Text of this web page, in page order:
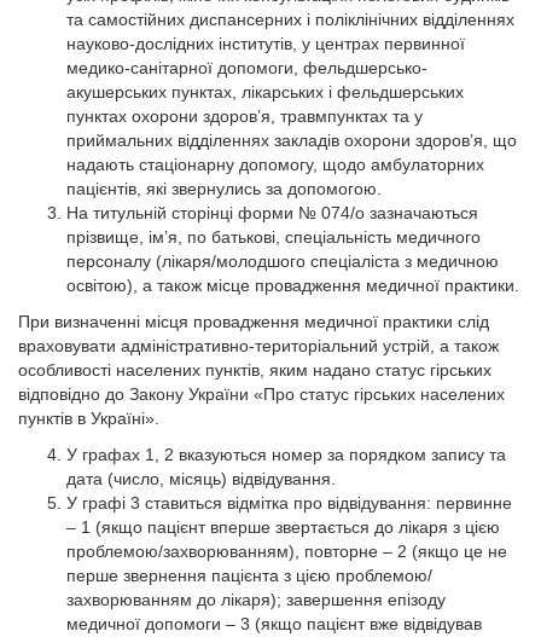
та самостійних диспансерних і поліклінічних відділеннях
науково-дослідних інститутів, у центрах первинної
медико-санітарної допомоги, фельдшерсько-
акушерських пунктах, лікарських і фельдшерських
пунктах охорони здоров’я, травмпунктах та у
приймальних відділеннях закладів охорони здоров’я, що
надають стаціонарну допомогу, щодо амбулаторних
пацієнтів, які звернулись за допомогою.
На титульній сторінці форми № 074/о зазначаються
прізвище, ім’я, по батькові, спеціальність медичного
персоналу (лікаря/молодшого спеціаліста з медичною
освітою), а також місце провадження медичної практики.
При визначенні місця провадження медичної практики слід
враховувати адміністративно-територіальний устрій, а також
особливості населених пунктів, яким надано статус гірських
відповідно до Закону України «Про статус гірських населених
пунктів в Україні».
У графах 1, 2 вказуються номер за порядком запису та
дата (число, місяць) відвідування.
У графі 3 ставиться відмітка про відвідування: первинне
– 1 (якщо пацієнт вперше звертається до лікаря з цією
проблемою/захворюванням), повторне – 2 (якщо це не
перше звернення пацієнта з цією проблемою/
захворюванням до лікаря); завершення епізоду
медичної допомоги – 3 (якщо пацієнт вже відвідував